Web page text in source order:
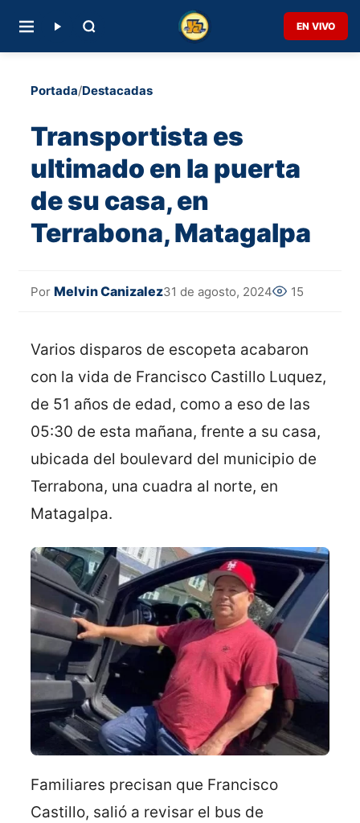
EN VIVO
Portada/Destacadas
Transportista es
ultimado en la puerta
de su casa, en
Terrabona, Matagalpa
Por Melvin Canizalez31 de agosto, 2024 15
Varios disparos de escopeta acabaron
con la vida de Francisco Castillo Luquez,
de 51 años de edad, como a eso de las
05:30 de esta mañana, frente a su casa,
ubicada del boulevard del municipio de
Terrabona, una cuadra al norte, en
Matagalpa.
Familiares precisan que Francisco
Castillo, salió a revisar el bus de